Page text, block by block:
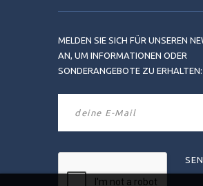
MELDEN SIE SICH FÜR UNSEREN
AN, UM INFORMATIONEN ODER
SONDERANGEBOTE ZU ERHALTEN: